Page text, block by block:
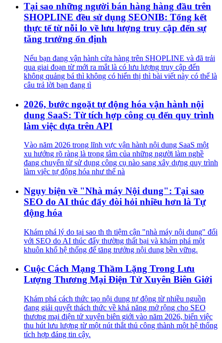
Tại sao những người bán hàng hàng đầu trên
SHOPLINE đều sử dụng SEONIB: Tổng kết
thực tế từ nỗi lo về lưu lượng truy cập đến sự
tăng trưởng ổn định
Nếu bạn đang vận hành cửa hàng trên SHOPLINE và đã trải
qua giai đoạn từ mới ra mắt là có lưu lượng truy cập đến
không quảng bá thì không có hiển thị thì bài viết này có thể là
câu trả lời bạn đang tì
2026, bước ngoặt tự động hóa vận hành nội
dung SaaS: Từ tích hợp công cụ đến quy trình
làm việc dựa trên API
Vào năm 2026 trong lĩnh vực vận hành nội dung SaaS một
xu hướng rõ ràng là trọng tâm của những người làm nghề
đang chuyển từ sử dụng công cụ nào sang xây dựng quy trình
làm việc tự động hóa như thế nà
Ngụy biện về "Nhà máy Nội dung": Tại sao
SEO do AI thúc đẩy đòi hỏi nhiều hơn là Tự
động hóa
Khám phá lý do tại sao th th tiệm cận "nhà máy nội dung" đối
với SEO do AI thúc đẩy thường thất bại và khám phá một
khuôn khổ hệ thống để tăng trưởng nội dung bền vững.
Cuộc Cách Mạng Thầm Lặng Trong Lưu
Lượng Thương Mại Điện Tử Xuyên Biên Giới
Khám phá cách thức tạo nội dung tự động từ nhiều nguồn
đang giải quyết thách thức về khả năng mở rộng cho SEO
thương mại điện tử xuyên biên giới vào năm 2026, biến việc
thu hút lưu lượng từ một nút thắt thủ công thành một hệ thống
tích hợp đáng tin cậy.